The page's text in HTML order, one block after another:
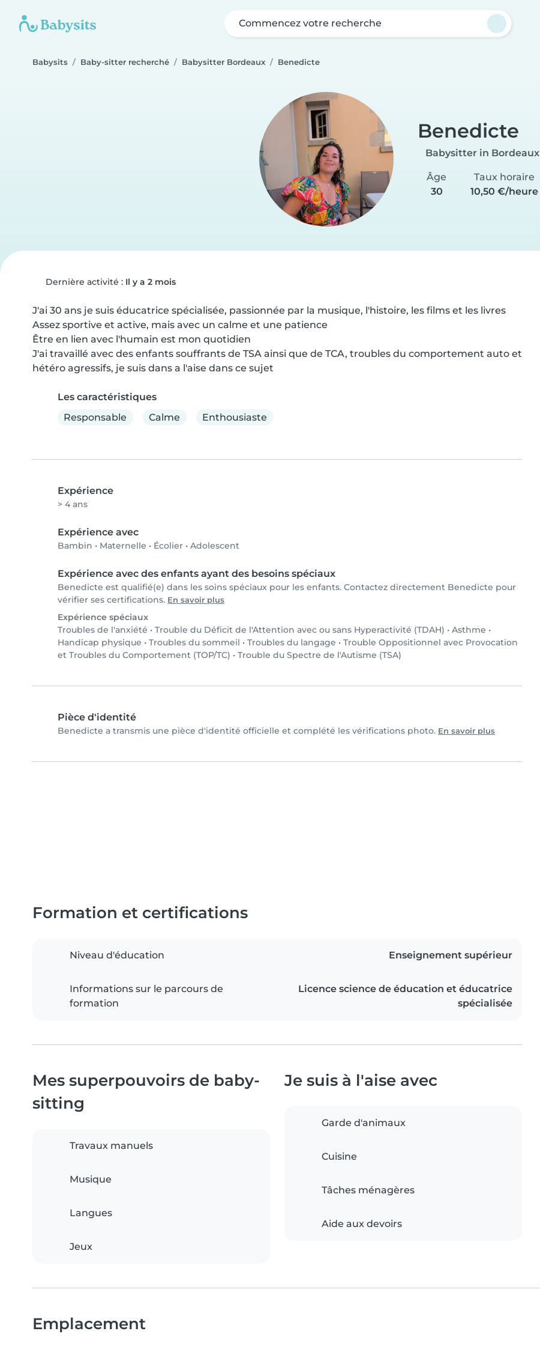
Commencez votre recherche
Babysits Baby-sitter recherché Babysitter Bordeaux Benedicte
Benedicte
Babysitter in Bordeaux
Âge
30
Taux horaire
10,50 €/heure
Dernière activité : Il y a 2 mois
J'ai 30 ans je suis éducatrice spécialisée, passionnée par la musique, l'histoire, les films et les livres
Assez sportive et active, mais avec un calme et une patience
Être en lien avec l'humain est mon quotidien
J'ai travaillé avec des enfants souffrants de TSA ainsi que de TCA, troubles du comportement auto et
hétéro agressifs, je suis dans a l'aise dans ce sujet
Les caractéristiques
Responsable
Calme Enthousiaste
Expérience
> 4 ans
Expérience avec
Bambin • Maternelle • Écolier • Adolescent
Expérience avec des enfants ayant des besoins spéciaux
Benedicte est qualifié(e) dans les soins spéciaux pour les enfants. Contactez directement Benedicte pour
vérifier ses certifications. En savoir plus
Expérience spéciaux
Troubles de l'anxiété • Trouble du Déficit de l'Attention avec ou sans Hyperactivité (TDAH) • Asthme •
Handicap physique • Troubles du sommeil • Troubles du langage • Trouble Oppositionnel avec Provocation
et Troubles du Comportement (TOP/TC) • Trouble du Spectre de l'Autisme (TSA)
Pièce d'identité
Benedicte a transmis une pièce d'identité officielle et complété les vérifications photo. En savoir plus
Formation et certifications
Niveau d'éducation Enseignement supérieur
Informations sur le parcours de
formation
Licence science de éducation et éducatrice
spécialisée
Mes superpouvoirs de baby-
sitting
Travaux manuels
Musique
Langues
Jeux
Je suis à l'aise avec
Garde d'animaux
Cuisine
Tâches ménagères
Aide aux devoirs
Emplacement